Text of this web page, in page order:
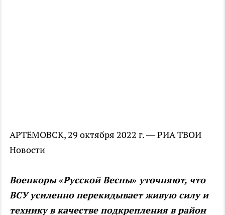
АРТЁМОВСК, 29 октября 2022 г. — РИА ТВОИ
Новости
Военкоры «Русской Весны» уточняют, что
ВСУ усиленно перекидывает живую силу и
технику в качестве подкрепления в район